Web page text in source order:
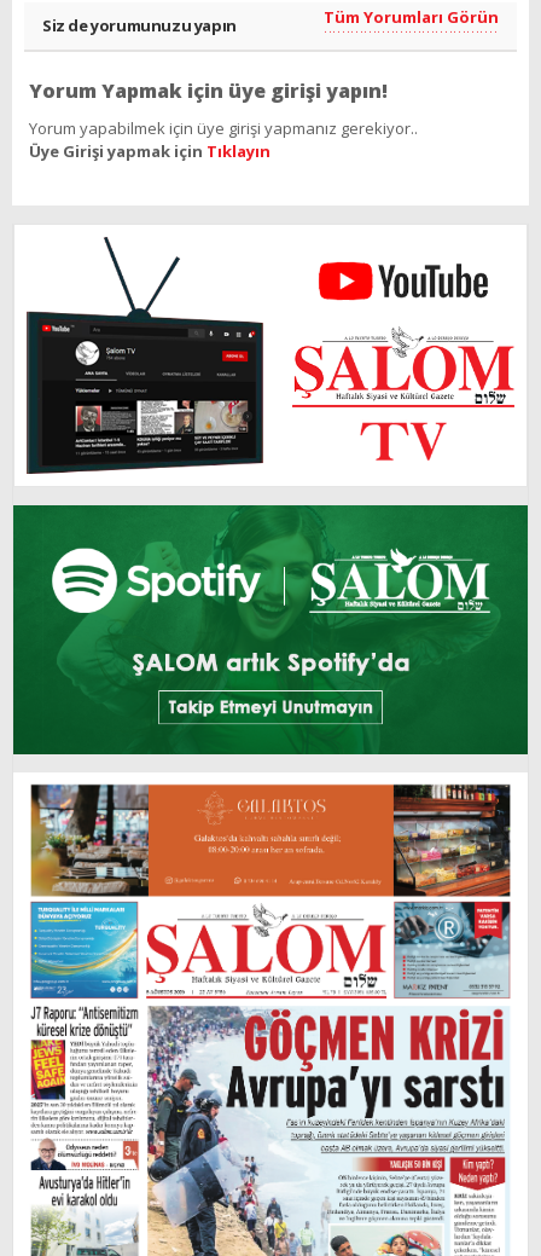
Siz de yorumunuzu yapın Tüm Yorumları Görün
Yorum Yapmak için üye girişi yapın!
Yorum yapabilmek için üye girişi yapmanız gerekiyor..
Üye Girişi yapmak için Tıklayın